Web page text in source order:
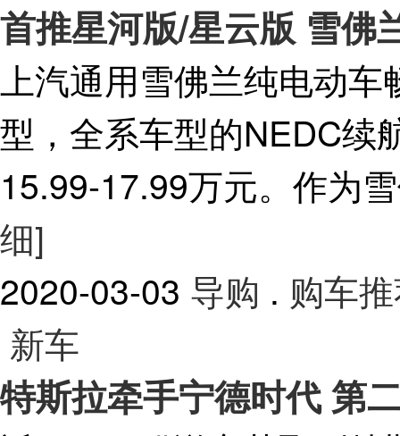
首推星河版/星云版 雪佛
上汽通用雪佛兰纯电动
型，全系车型的NEDC续
15.99-17.99万元。作为
细]
2020-03-03 导购 . 购车
新车
特斯拉牵手宁德时代 第